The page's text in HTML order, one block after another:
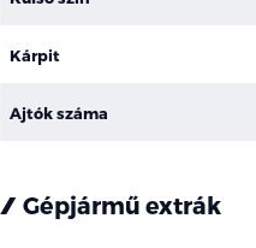
Kárpit
Ajtók száma
Gépjármű extrák